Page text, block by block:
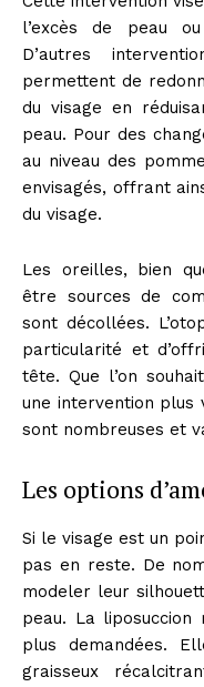
l’excès de peau
D’autres
permettent de
du visage en
peau. Pour des
au niveau des
envisagés, offrant
du visage.
Les oreilles, bien
être sources de
sont décollées.
particularité et
tête. Que l’on
une intervention plus
sont nombreuses et
Les options
Si le visage est un
pas en reste. De
modeler leur
peau. La liposuccion
plus demandées.
graisseux